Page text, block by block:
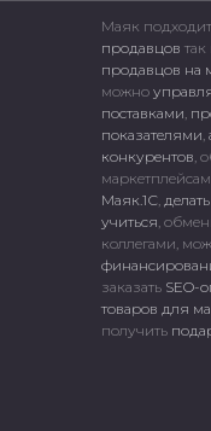
Маяк
продавцов так
продавцов на
можно
поставками,
показателями,
конкурентов,
Маяк.1С,
учиться,
коллегами,
заказать SEO-
товаров для
получить